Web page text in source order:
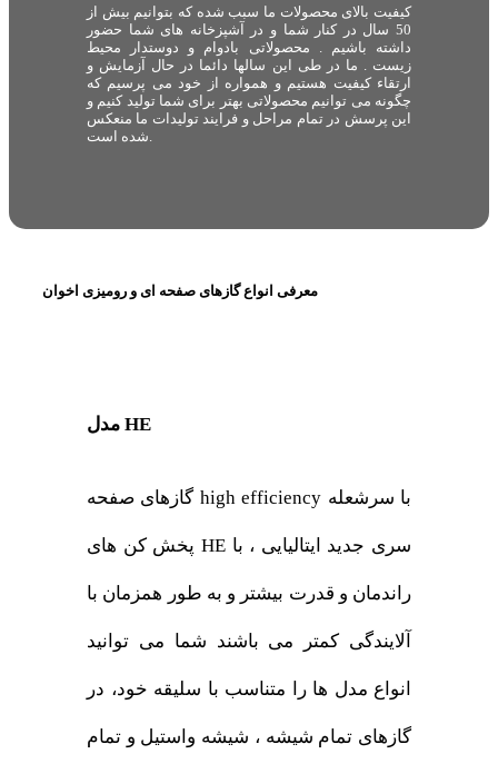
کیفیت بالای محصولات ما سبب شده که بتوانیم بیش از
50 سال در کنار شما و در آشپزخانه های شما حضور
داشته باشیم . محصولاتی بادوام و دوستدار محیط
زیست . ما در طی این سالها دائما در حال آزمایش و
ارتقاء کیفیت هستیم و همواره از خود می پرسیم که
چگونه می توانیم محصولاتی بهتر برای شما تولید کنیم و
این پرسش در تمام مراحل و فرایند تولیدات ما منعکس
شده است.
معرفی انواع گازهای صفحه ای و رومیزی اخوان
مدل HE
گازهای صفحه high efficiency با سرشعله
پخش کن های HE سری جدید ایتالیایی ، با
راندمان و قدرت بیشتر و به طور همزمان با
آلایندگی کمتر می باشند شما می توانید
انواع مدل ها را متناسب با سلیقه خود، در
گازهای تمام شیشه ، شیشه واستیل و تمام